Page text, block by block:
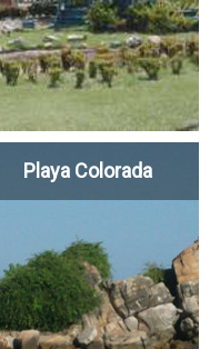
Playa Colorada